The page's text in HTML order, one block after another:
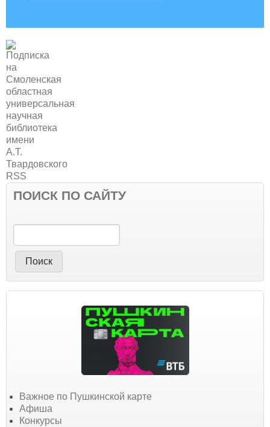
ПОИСК ПО САЙТУ
Поиск
Важное по Пушкинской карте
Афиша
Конкурсы